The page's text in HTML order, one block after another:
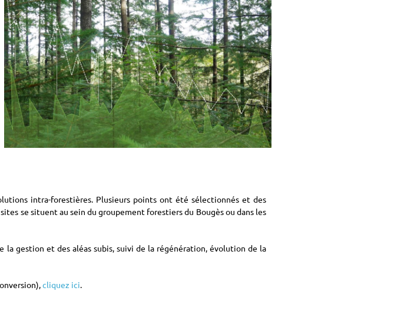
intra-forestières. Plusieurs points ont été sélectionnés et des
se situent au sein du groupement forestiers du Bougès ou dans les
gestion et des aléas subis, suivi de la régénération, évolution de la
cliquez ici.